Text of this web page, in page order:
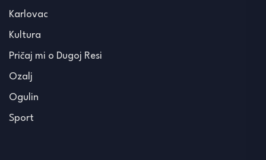
Karlovac
Kultura
Pričaj mi o Dugoj Resi
Ozalj
Ogulin
Sport